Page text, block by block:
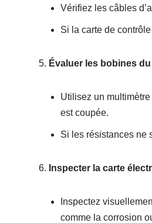
Vérifiez les câbles
Si la carte de
Évaluer les bobines
Utilisez un
est coupée.
Si les résistances ne
Inspecter la carte
Inspectez
comme la corrosion